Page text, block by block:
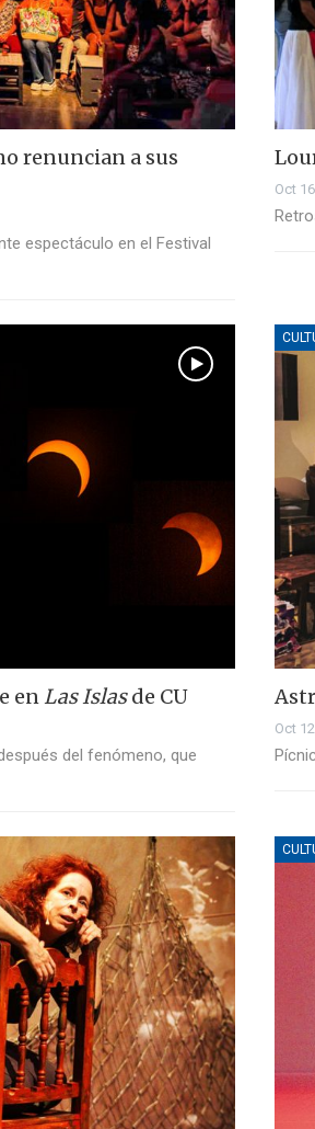
renuncian a sus
espectáculo en el Festival
Oct
enLas Islasde CU
del fenómeno, que
Oct